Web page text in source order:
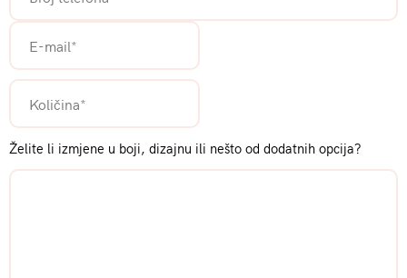
Želite li izmjene u boji, dizajnu ili nešto od dodatnih opcija?